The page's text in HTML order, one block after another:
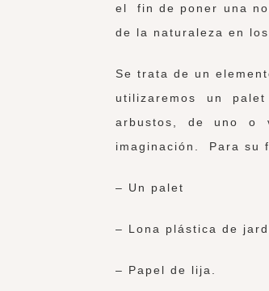
el fin de poner una
de la naturaleza en los
Se trata de un
utilizaremos un
arbustos, de uno o
imaginación. Para su
– Un palet
– Lona plástica de
– Papel de lija.